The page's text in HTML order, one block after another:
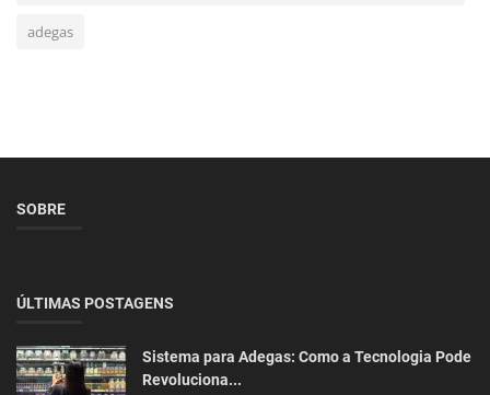
adegas
SOBRE
ÚLTIMAS POSTAGENS
Sistema para Adegas: Como a Tecnologia Pode
Revoluciona...